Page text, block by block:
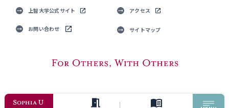
上智大学公式サイト アクセス
お問い合わせ サイトマップ
© Sophia University. All Rights Reserved.